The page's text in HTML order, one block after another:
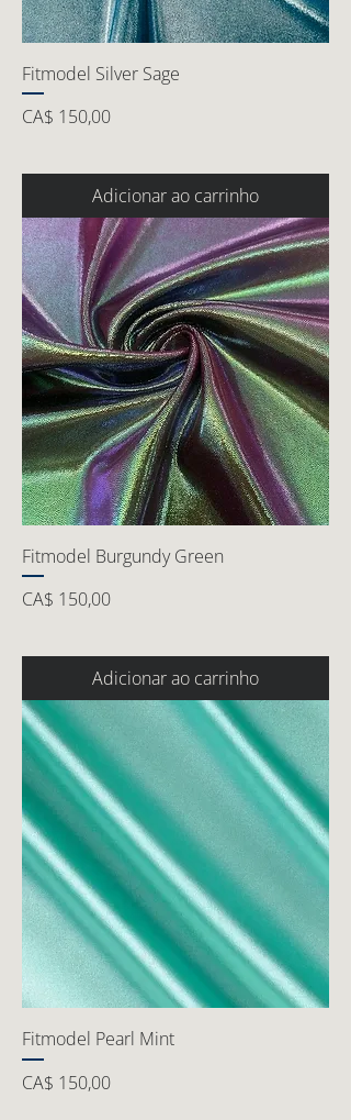
Fitmodel Silver Sage
Preço
CA$ 150,00
Adicionar ao carrinho
Fitmodel Burgundy Green
Preço
CA$ 150,00
Adicionar ao carrinho
Fitmodel Pearl Mint
Preço
CA$ 150,00